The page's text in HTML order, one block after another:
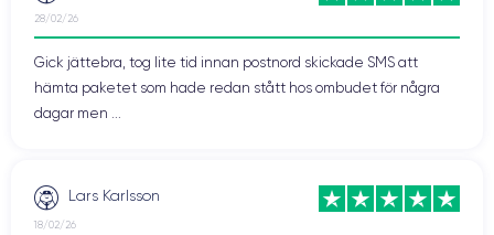
28/02/26
Gick jättebra, tog lite tid innan postnord skickade SMS att
hämta paketet som hade redan stått hos ombudet för några
dagar men ...
Lars Karlsson
18/02/26